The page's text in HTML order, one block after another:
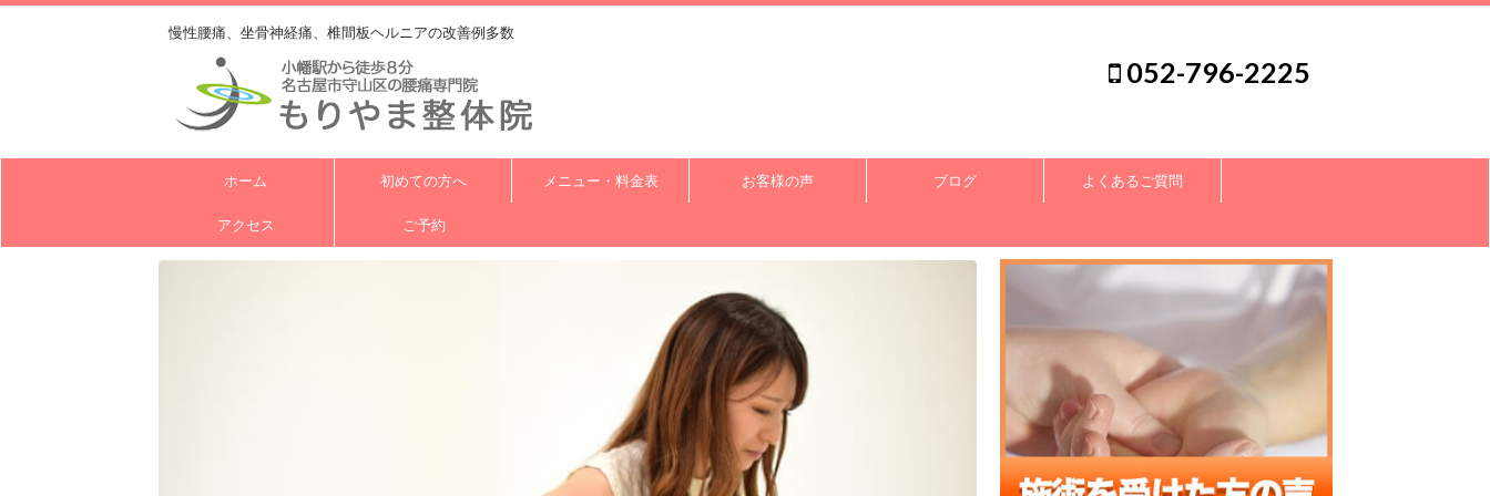
慢性腰痛、坐骨神経痛、椎間板ヘルニアの改善例多数
052-796-2225
ホーム 初めての方へ メニュー・料金表 お客様の声 ブログ よくあるご質問
アクセス ご予約